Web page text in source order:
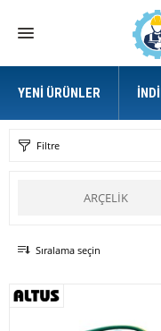
YENI ÜRÜNLER
Filtre
ARÇELİK
Sıralama seçin